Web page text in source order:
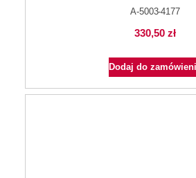
A-5003-4177
330,50 zł
Dodaj do